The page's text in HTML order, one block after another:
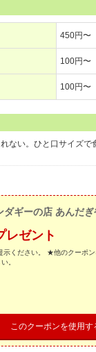
450円〜
100円〜
100円〜
ない。ひと口サイズ
ダギーの店 あんだぎ
レゼント
ください。 ★他のクーポ
。
このクーポンを使用す